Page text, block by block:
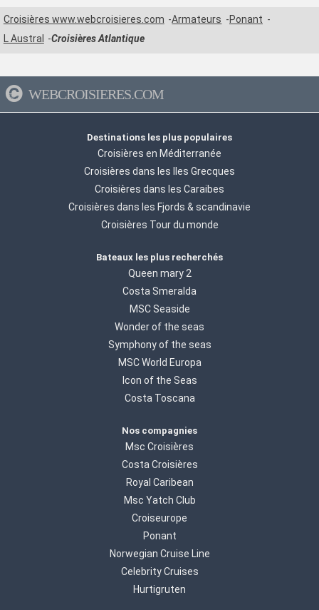
Croisières www.webcroisieres.com Armateurs
Ponant
L Austral
Croisières Atlantique
WEBCROISIERES.COM
Destinations les plus populaires
Croisières en Méditerranée
Croisières dans les Iles Grecques
Croisières dans les Caraibes
Croisières dans les Fjords & scandinavie
Croisières Tour du monde
Bateaux les plus recherchés
Queen mary 2
Costa Smeralda
MSC Seaside
Wonder of the seas
Symphony of the seas
MSC World Europa
Icon of the Seas
Costa Toscana
Nos compagnies
Msc Croisières
Costa Croisières
Royal Caribean
Msc Yatch Club
Croiseurope
Ponant
Norwegian Cruise Line
Celebrity Cruises
Hurtigruten